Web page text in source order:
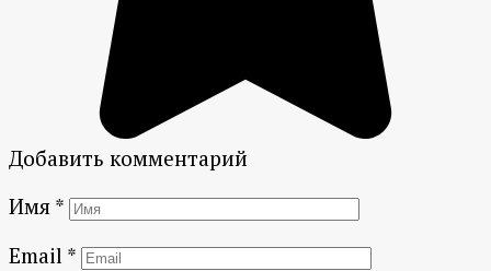
Добавить комментарий
Имя *
Email *